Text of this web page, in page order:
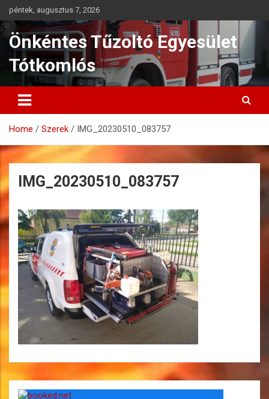
to
content
péntek, augusztus 7, 2026
Önkéntes Tűzoltó Egyesület
Tótkomlós
Home Szerek IMG_20230510_083757
IMG_20230510_083757